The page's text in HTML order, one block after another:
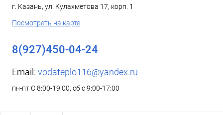
г. Казань, ул. Кулахметова 17, корп. 1
Посмотреть на карте
8(927)450-04-24
Email: vodateplo116@yandex.ru
пн-пт С 8:00-19:00, сб с 9:00-17:00